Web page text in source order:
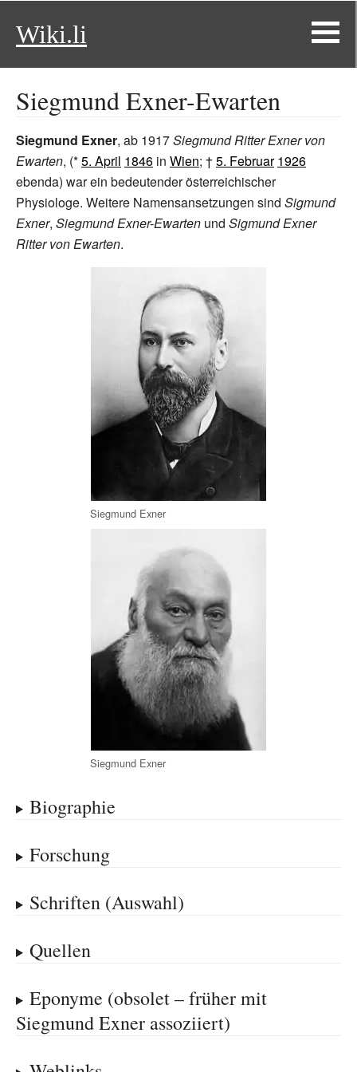
Wiki.li
Siegmund Exner-Ewarten
Siegmund Exner, ab 1917Siegmund Ritter Exner von
Ewarten, (*5. April 1846 in Wien; †5. Februar 1926
ebenda) war ein bedeutender österreichischer
Physiologe. Weitere Namensansetzungen sind Sigmund
Exner, Siegmund Exner-Ewarten und Sigmund Exner
Ritter von Ewarten.
Siegmund Exner
Siegmund Exner
Biographie
Forschung
Schriften (Auswahl)
Quellen
Eponyme (obsolet – früher mit
Siegmund Exner assoziiert)